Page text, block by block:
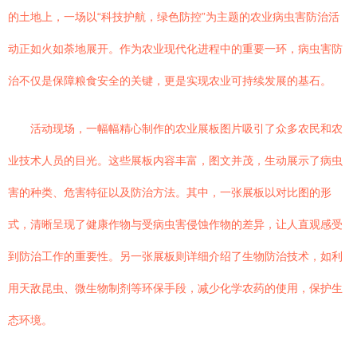
的土地上，一场以“科技护航，绿色防控”为主题的农业病虫害防治活
动正如火如荼地展开。作为农业现代化进程中的重要一环，病虫害防
治不仅是保障粮食安全的关键，更是实现农业可持续发展的基石。
活动现场，一幅幅精心制作的农业展板图片吸引了众多农民和农
业技术人员的目光。这些展板内容丰富，图文并茂，生动展示了病虫
害的种类、危害特征以及防治方法。其中，一张展板以对比图的形
式，清晰呈现了健康作物与受病虫害侵蚀作物的差异，让人直观感受
到防治工作的重要性。另一张展板则详细介绍了生物防治技术，如利
用天敌昆虫、微生物制剂等环保手段，减少化学农药的使用，保护生
态环境。